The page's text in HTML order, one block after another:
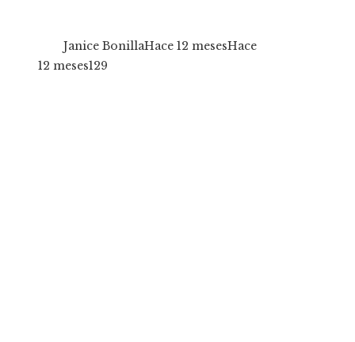
Janice BonillaHace 12 mesesHace
12 meses129